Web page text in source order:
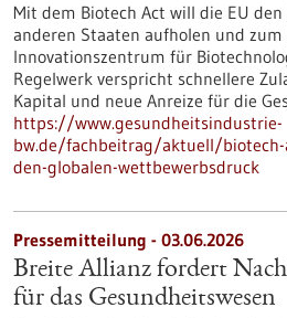
Mit dem Biotech Act will die EU
anderen Staaten aufholen und zum
Innovationszentrum für
Regelwerk verspricht schnellere
Kapital und neue Anreize für die
https://www.gesundheitsindustrie-
bw.de/fachbeitrag/aktuell/
den-globalen-wettbewerbsdruck
Pressemitteilung - 03.06.2026
Breite Allianz fordert
für das Gesundheitswesen